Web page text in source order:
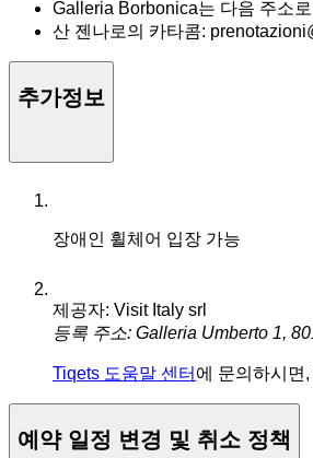
Galleria Borbonica는 다음 주소
산 젠나로의 카타콤:
추가정보
장애인 휠체어 입장 가능
제공자: Visit Italy srl
등록 주소: Galleria Umberto 1,
Tiqets 도움말 센터 에 문의하시면
예약 일정 변경 및 취소 정책